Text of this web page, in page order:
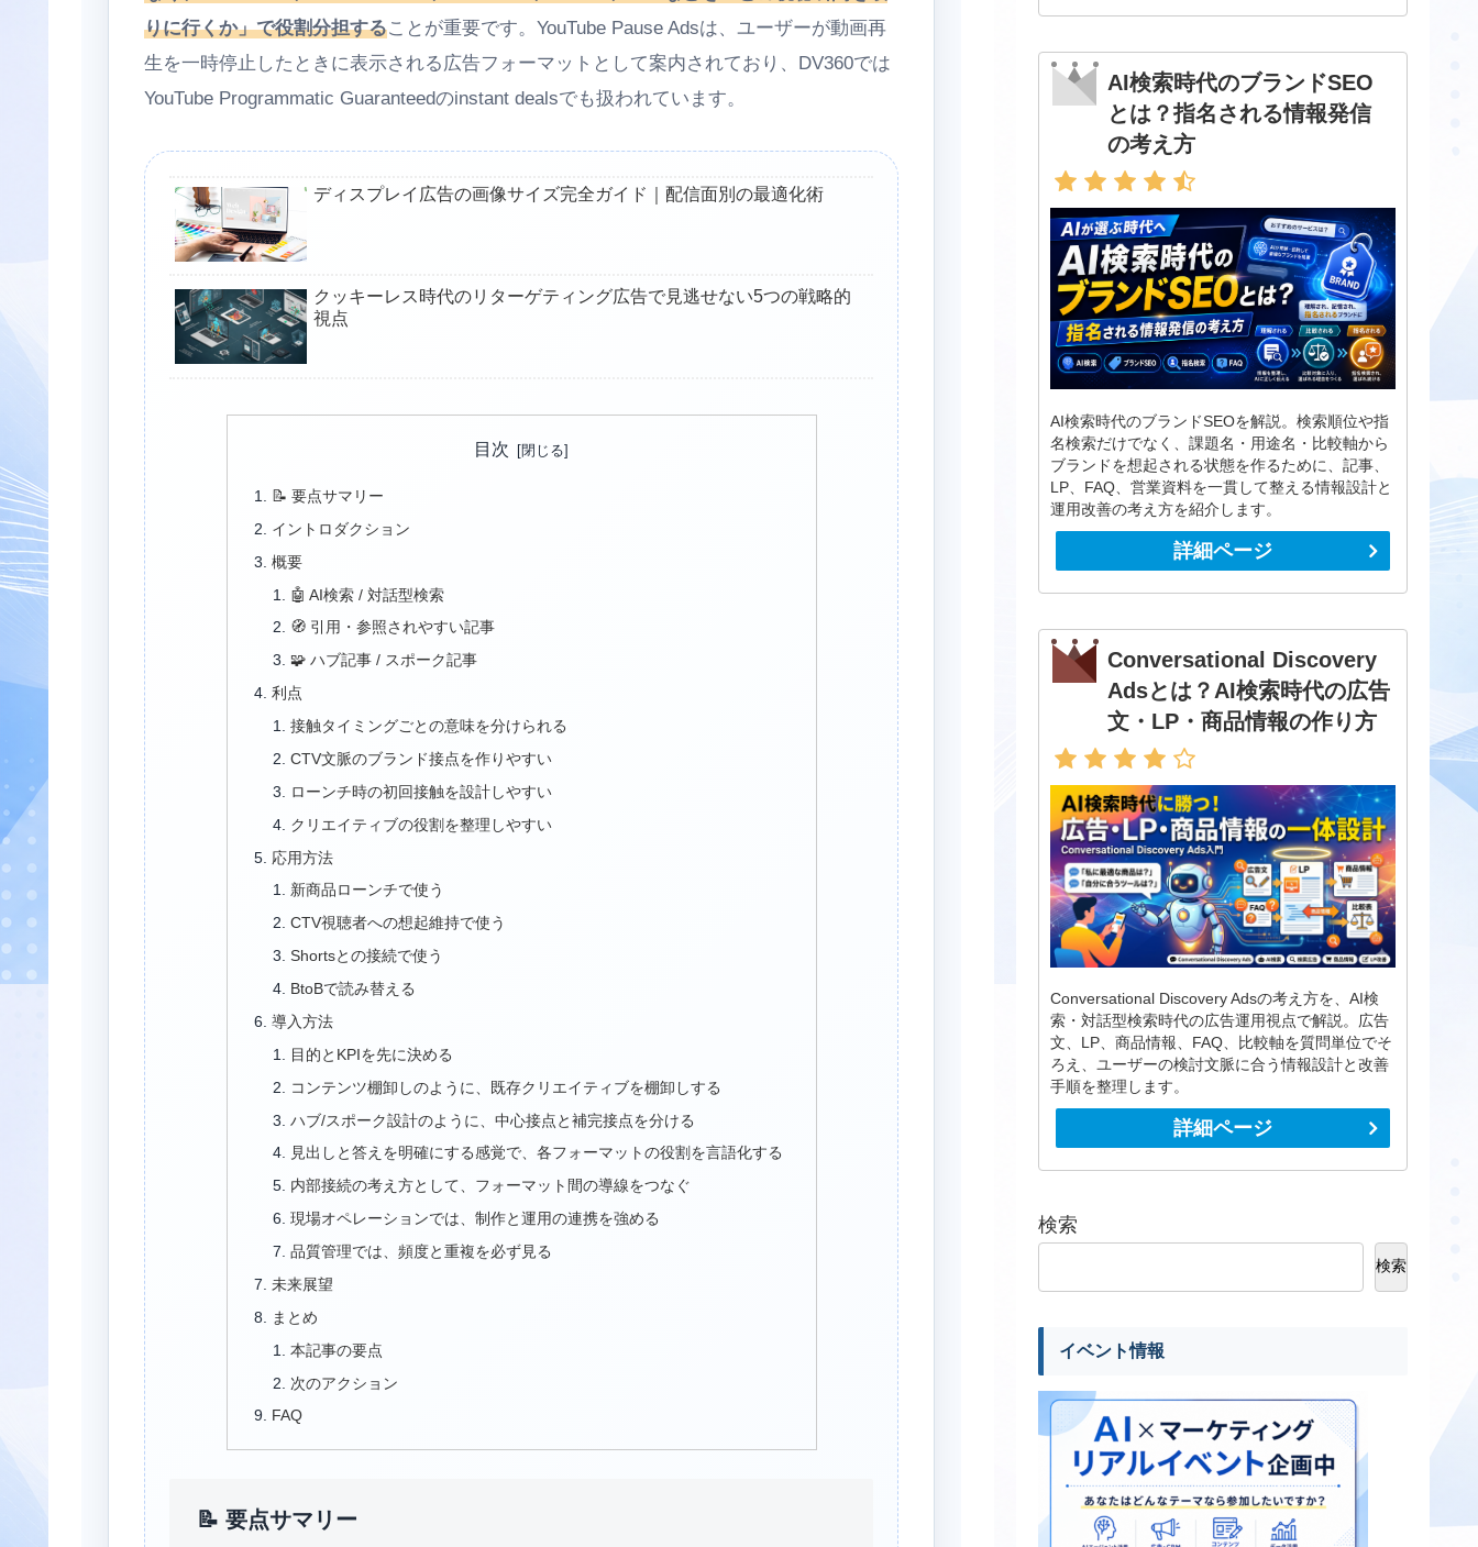
りに行くか」で役割分担することが重要です。YouTube Pause Adsは、ユーザーが動画再
生を一時停止したときに表示される広告フォーマットとして案内されており、DV360では
YouTube Programmatic Guaranteedのinstant dealsでも扱われています。
ディスプレイ広告の画像サイズ完全ガイド｜配信面別の最適化術
クッキーレス時代のリターゲティング広告で見逃せない5つの戦略的
視点
目次
📝 要点サマリー
イントロダクション
概要
🤖 AI検索 / 対話型検索
🧭 引用・参照されやすい記事
🧩 ハブ記事 / スポーク記事
利点
接触タイミングごとの意味を分けられる
CTV文脈のブランド接点を作りやすい
ローンチ時の初回接触を設計しやすい
クリエイティブの役割を整理しやすい
応用方法
新商品ローンチで使う
CTV視聴者への想起維持で使う
Shortsとの接続で使う
BtoBで読み替える
導入方法
目的とKPIを先に決める
コンテンツ棚卸しのように、既存クリエイティブを棚卸しする
ハブ/スポーク設計のように、中心接点と補完接点を分ける
見出しと答えを明確にする感覚で、各フォーマットの役割を言語化する
内部接続の考え方として、フォーマット間の導線をつなぐ
現場オペレーションでは、制作と運用の連携を強める
品質管理では、頻度と重複を必ず見る
未来展望
まとめ
本記事の要点
次のアクション
FAQ
📝 要点サマリー
AI検索時代のブランドSEO
とは？指名される情報発信
の考え方
AI検索時代のブランドSEOを解説。検索順位や指
名検索だけでなく、課題名・用途名・比較軸から
ブランドを想起される状態を作るために、記事、
LP、FAQ、営業資料を一貫して整える情報設計と
運用改善の考え方を紹介します。
詳細ページ
Conversational Discovery
Adsとは？AI検索時代の広告
文・LP・商品情報の作り方
Conversational Discovery Adsの考え方を、AI検
索・対話型検索時代の広告運用視点で解説。広告
文、LP、商品情報、FAQ、比較軸を質問単位でそ
ろえ、ユーザーの検討文脈に合う情報設計と改善
手順を整理します。
詳細ページ
検索
検索
イベント情報